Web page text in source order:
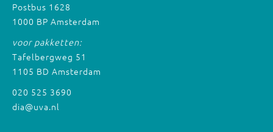
Postbus 1628
1000 BP Amsterdam
voor pakketten:
Tafelbergweg 51
1105 BD Amsterdam
020 525 3690
dia@uva.nl